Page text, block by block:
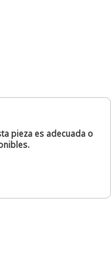
pieza es adecuada o